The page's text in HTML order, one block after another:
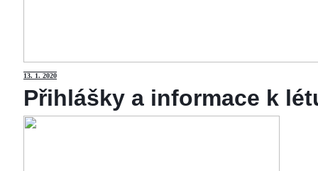
13. 1. 2020
Přihlášky a informace k